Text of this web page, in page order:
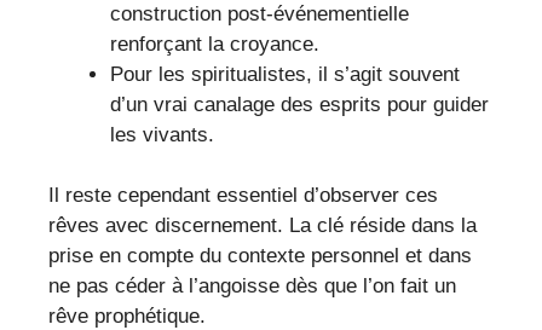
construction post-événementielle
renforçant la croyance.
Pour les spiritualistes, il s’agit souvent
d’un vrai canalage des esprits pour guider
les vivants.
Il reste cependant essentiel d’observer ces
rêves avec discernement. La clé réside dans la
prise en compte du contexte personnel et dans
ne pas céder à l’angoisse dès que l’on fait un
rêve prophétique.